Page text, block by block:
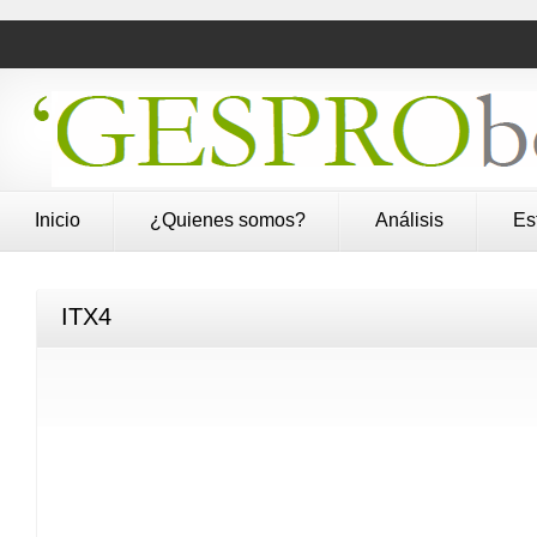
Inicio ¿Quienes somos? Análisis
ITX4